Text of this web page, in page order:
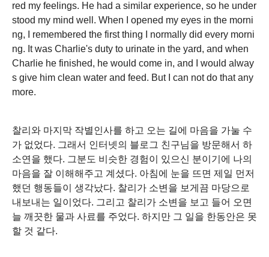
red my feelings. He had a similar experience, so he under
stood my mind well. When I opened my eyes in the morni
ng, I remembered the first thing I normally did every morni
ng. It was Charlie's duty to urinate in the yard, and when
Charlie he finished, he would come in, and I would alway
s give him clean water and feed. But I can not do that any
more.
찰리와 마지막 작별인사를 하고 오는 길에 마음을 가눌 수
가 없었다. 그래서 인터넷의 블로그 친구님을 방문해서 하
소연을 했다. 그분도 비슷한 경험이 있으신 분이기에 나의
마음을 잘 이해해주고 계셨다. 아침에 눈을 뜨면 제일 먼저
했던 행동들이 생각났다. 찰리가 소변을 보게끔 마당으로
내보내는 일이었다. 그리고 찰리가 소변을 보고 들어 오면
늘 깨끗한 물과 사료를 주었다. 하지만 그 일을 한동안은 못
할 것 같다.